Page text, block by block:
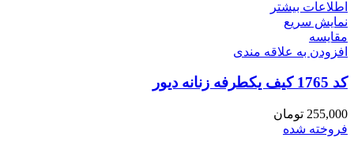
اطلاعات بیشتر
نمایش سریع
مقايسه
افزودن به علاقه مندی
کد 1765 کیف یکطرفه زنانه دیور
255,000 تومان
فروخته شده